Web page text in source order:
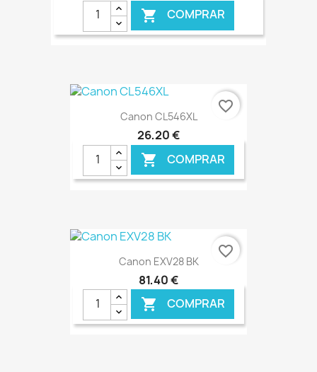
 COMPRAR
Canon CL546XL
26,20 €
 COMPRAR
€ ONLINE
favorite_border
Canon EXV28 BK
81,40 €
 COMPRAR
favorite_border